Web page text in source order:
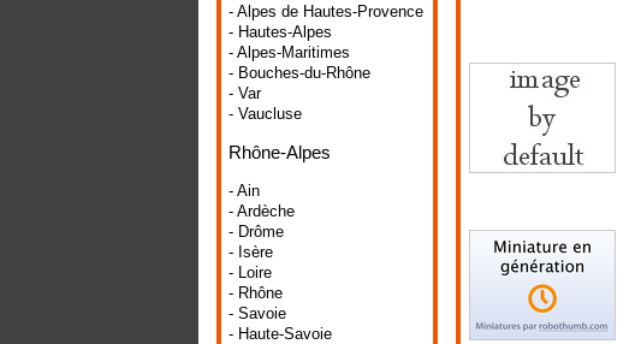
- Alpes de Hautes-Provence
- Hautes-Alpes
- Alpes-Maritimes
- Bouches-du-Rhône
- Var
- Vaucluse
Rhône-Alpes
- Ain
- Ardèche
- Drôme
- Isère
- Loire
- Rhône
- Savoie
- Haute-Savoie